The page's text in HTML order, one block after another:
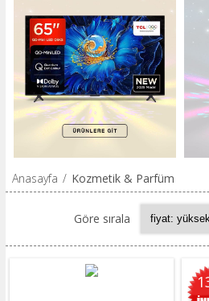
Anasayfa / Kozmetik & Parfüm
Göre sırala